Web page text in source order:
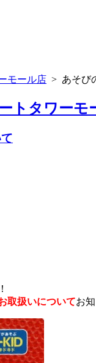
モール店 > あそび
トタワーモ
取扱いについてお